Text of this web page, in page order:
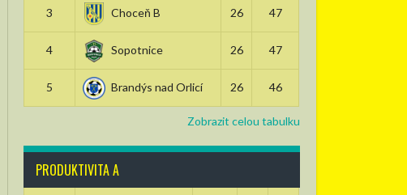
3 Choceň B 26 47
4 Sopotnice 26 47
5 Brandýs nad Orlicí 26 46
Zobrazit celou tabulku
PRODUKTIVITA A